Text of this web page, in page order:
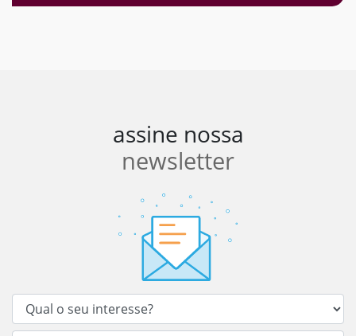
assine nossa
newsletter